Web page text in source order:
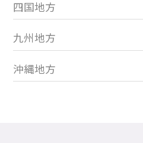
四国地方
九州地方
沖縄地方